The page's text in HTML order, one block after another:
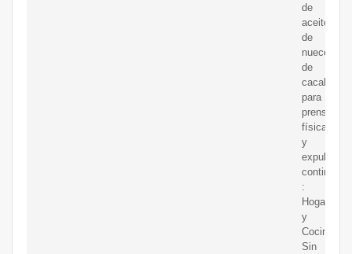
de
aceite
de
nueces
de
cacahuete
para
prensa
física
y
expulsión
continua
:
Hogar
y
Cocina
Sin